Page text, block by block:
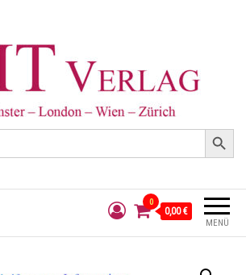
Search Button
MENÜ
0
0,00 €